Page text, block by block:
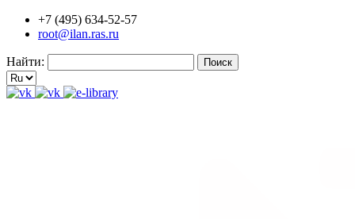
+7 (495) 634-52-57
root@ilan.ras.ru
Найти: